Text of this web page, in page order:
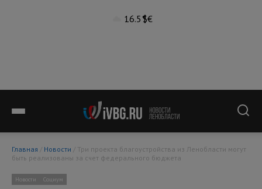
16.5°$€
Главная / Новости
быть реализованы за счет федерального бюджета
Новости Социум